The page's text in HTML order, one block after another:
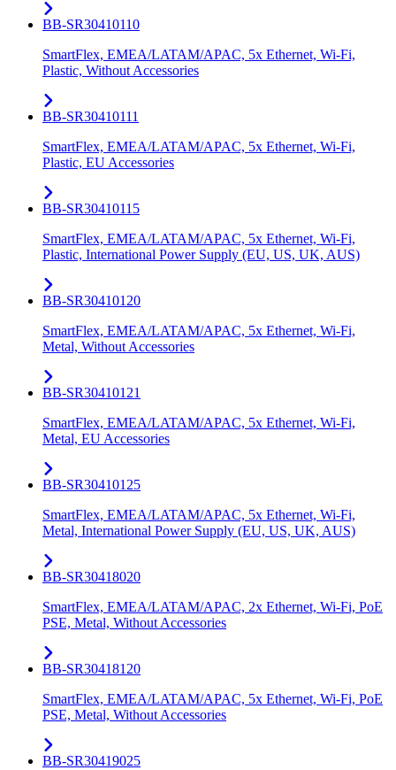
BB-SR30410110
SmartFlex, EMEA/LATAM/APAC, 5x Ethernet, Wi-Fi,
Plastic, Without Accessories
BB-SR30410111
SmartFlex, EMEA/LATAM/APAC, 5x Ethernet, Wi-Fi,
Plastic, EU Accessories
BB-SR30410115
SmartFlex, EMEA/LATAM/APAC, 5x Ethernet, Wi-Fi,
Plastic, International Power Supply (EU, US, UK, AUS)
BB-SR30410120
SmartFlex, EMEA/LATAM/APAC, 5x Ethernet, Wi-Fi,
Metal, Without Accessories
BB-SR30410121
SmartFlex, EMEA/LATAM/APAC, 5x Ethernet, Wi-Fi,
Metal, EU Accessories
BB-SR30410125
SmartFlex, EMEA/LATAM/APAC, 5x Ethernet, Wi-Fi,
Metal, International Power Supply (EU, US, UK, AUS)
BB-SR30418020
SmartFlex, EMEA/LATAM/APAC, 2x Ethernet, Wi-Fi, PoE
PSE, Metal, Without Accessories
BB-SR30418120
SmartFlex, EMEA/LATAM/APAC, 5x Ethernet, Wi-Fi, PoE
PSE, Metal, Without Accessories
BB-SR30419025